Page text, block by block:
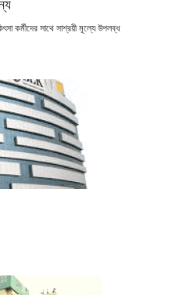
কর্মীদের সাথে সাশ্রয়ী মূল্যে উপলব্ধ